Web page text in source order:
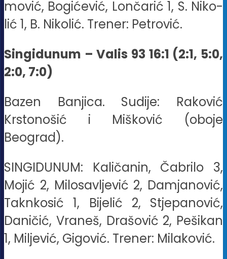
mo­vić, Bo­gi­će­vić, Lon­ča­rić 1, S. Ni­ko­
lić 1, B. Ni­ko­lić. Tre­ner: Pe­tro­vić.
Singidunum – Valis 93 16:1 (2:1, 5:0,
2:0, 7:0)
Bazen Banjica. Sudije: Raković
Krstonošić i Mišković (oboje
Beograd).
SINGIDUNUM: Kaličanin, Čabrilo 3,
Mojić 2, Milosavljević 2, Damjanović,
Taknkosić 1, Bijelić 2, Stjepanović,
Daničić, Vraneš, Drašović 2, Pešikan
1, Miljević, Gigović. Trener: Milaković.